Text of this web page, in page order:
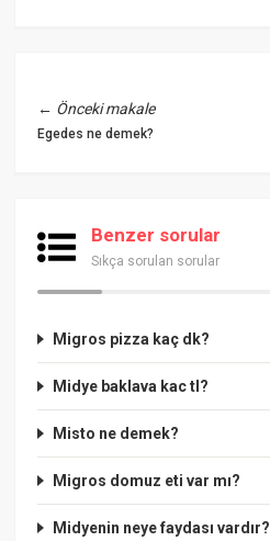
← Önceki makale
Egedes ne demek?
Benzer sorular
Sıkça sorulan sorular
Migros pizza kaç dk?
Midye baklava kac tl?
Misto ne demek?
Migros domuz eti var mı?
Midyenin neye faydası vardır?